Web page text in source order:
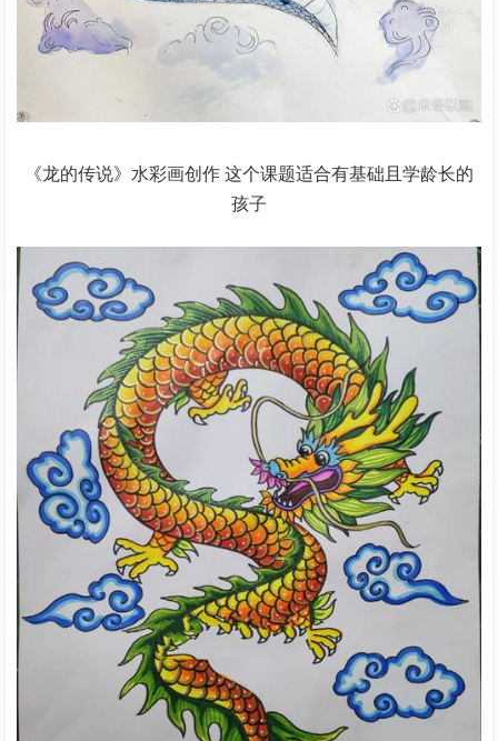
《龙的传说》水彩画创作 这个课题适合有基础且学龄长的
孩子